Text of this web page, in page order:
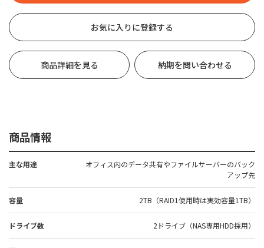
お気に入りに登録する
商品詳細を見る 納期を問い合わせる
商品情報
主な用途
オフィス内のデータ共有やファイルサーバーのバック
アップ先
容量 2TB（RAID1使用時は実効容量1TB）
ドライブ数 2ドライブ（NAS専用HDD採用）